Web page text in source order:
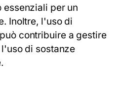
essenziali per un
Inoltre, l'uso di
contribuire a gestire
di sostanze